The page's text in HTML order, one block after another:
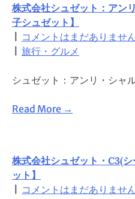
株式会社シュゼット：アン
子シュゼット】
コメントはまだありませ
旅行・グルメ
シュゼット：アンリ・シャ
Read More →
株式会社シュゼット・C3(
ット】
コメントはまだありませ